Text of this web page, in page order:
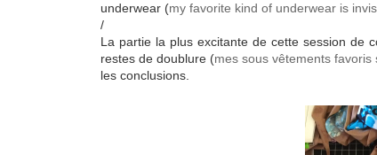
underwear (my favorite kind of underwear is
/
La partie la plus excitante de cette session de
restes de doublure (mes sous vêtements
les conclusions.